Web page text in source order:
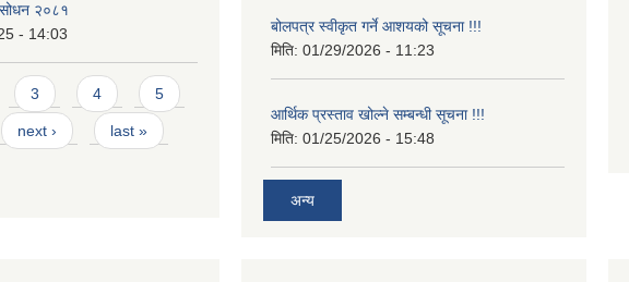
२०८१
- 14:03
3 4 5
next › last »
बोलपत्र स्वीकृत गर्ने आशयको सूचना !!!
मिति: 01/29/2026 - 11:23
आर्थिक प्रस्ताव खोल्ने सम्बन्धी सूचना !!!
मिति: 01/25/2026 - 15:48
अन्य